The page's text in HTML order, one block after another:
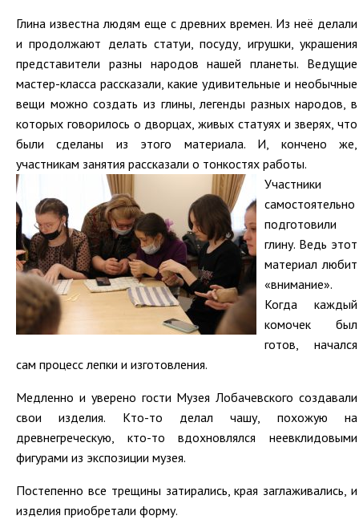
Глина известна людям еще с древних времен. Из неё делали
и продолжают делать статуи, посуду, игрушки, украшения
представители разны народов нашей планеты. Ведущие
мастер-класса рассказали, какие удивительные и необычные
вещи можно создать из глины, легенды разных народов, в
которых говорилось о дворцах, живых статуях и зверях, что
были сделаны из этого материала. И, кончено же,
участникам занятия рассказали о тонкостях работы.
Участники
самостоятельно
подготовили
глину. Ведь этот
материал любит
«внимание».
Когда каждый
комочек был
готов, начался
сам процесс лепки и изготовления.
Медленно и уверено гости Музея Лобачевского создавали
свои изделия. Кто-то делал чашу, похожую на
древнегреческую, кто-то вдохновлялся неевклидовыми
фигурами из экспозиции музея.
Постепенно все трещины затирались, края заглаживались, и
изделия приобретали форму.